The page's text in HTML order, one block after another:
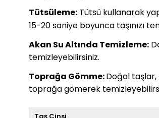
Tütsüleme: Tütsü kullanarak
15-20 saniye boyunca taşınızı
Akan Su Altında Temizleme:
temizleyebilirsiniz.
Toprağa Gömme:Doğal taşlar,
toprağa gömerek
Taş Cinsi